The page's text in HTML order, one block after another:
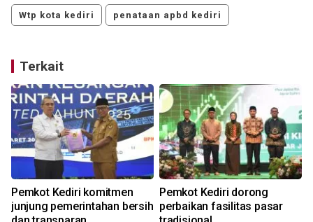
Wtp kota kediri penataan apbd kediri
Terkait
Pemkot Kediri komitmen
junjung pemerintahan bersih
Pemkot Kediri dorong
perbaikan fasilitas pasar